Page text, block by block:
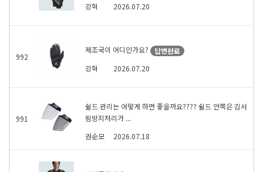
강혁
2026.07.20
992
제조국이 어디인가요?
답변완료
강혁
2026.07.20
991
쉴드 관리는 어떻게 하면 좋을까요???? 쉴드 안쪽은 김서
림방지처리가 ...
권순모
2026.07.18